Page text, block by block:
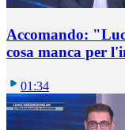
Accomando:
cosa manca per
01:34